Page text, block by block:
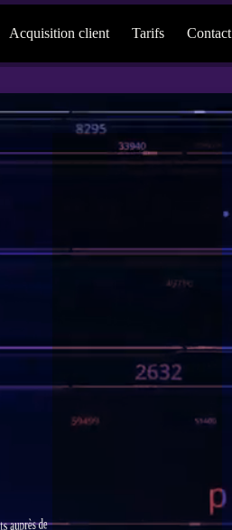
Acquisition client Tarifs Contact